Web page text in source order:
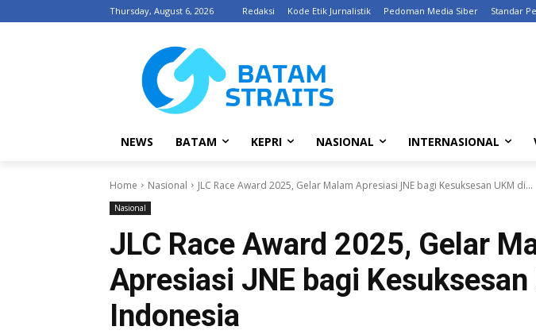
Thursday, August 6, 2026 Redaksi Kode Etik Jurnalistik Pedoman Media Siber Standar
NEWS BATAM KEPRI NASIONAL INTERNASIONAL
Home Nasional JLC Race Award 2025, Gelar Malam Apresiasi JNE bagi Kesuksesan UKM di...
Nasional
JLC Race Award 2025, Gelar
Apresiasi JNE bagi Kesuksesan
Indonesia